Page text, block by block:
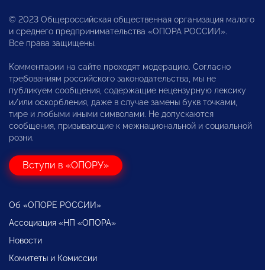
© 2023 Общероссийская общественная организация малого
и среднего предпринимательства «ОПОРА РОССИИ».
Все права защищены.
Комментарии на сайте проходят модерацию. Согласно
требованиям российского законодательства, мы не
публикуем сообщения, содержащие нецензурную лексику
и/или оскорбления, даже в случае замены букв точками,
тире и любыми иными символами. Не допускаются
сообщения, призывающие к межнациональной и социальной
розни.
Вступи в «ОПОРУ»
Об «ОПОРЕ РОССИИ»
Ассоциация «НП «ОПОРА»
Новости
Комитеты и Комиссии